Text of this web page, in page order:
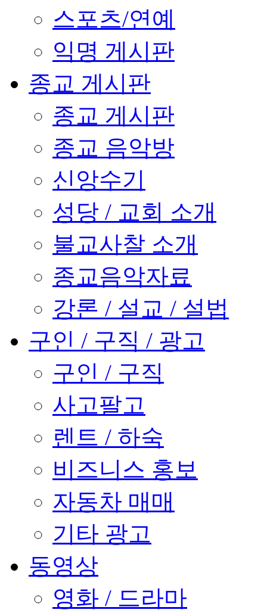
스포츠/연예
익명 게시판
종교 게시판
종교 게시판
종교 음악방
신앙수기
성당 / 교회 소개
불교사찰 소개
종교음악자료
강론 / 설교 / 설법
구인 / 구직 / 광고
구인 / 구직
사고팔고
렌트 / 하숙
비즈니스 홍보
자동차 매매
기타 광고
동영상
영화 / 드라마